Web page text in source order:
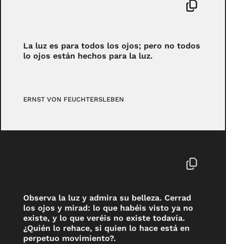
La luz es para todos los ojos; pero no todos
lo ojos están hechos para la luz.
ERNST VON FEUCHTERSLEBEN
Observa la luz y admira su belleza. Cerrad
los ojos y mirad: lo que habéis visto ya no
existe, y lo que veréis no existe todavía.
¿Quién lo rehace, si quien lo hace está en
perpetuo movimiento?.